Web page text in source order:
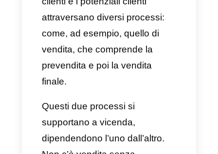
entrambi gli step di
prevendita e vendita?
All’interno del
clienti e i potenziali clienti
attraversano diversi processi:
come, ad esempio, quello di